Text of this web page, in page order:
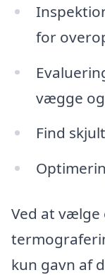
for
vægge
Find
Ved at vælge
kun gavn af